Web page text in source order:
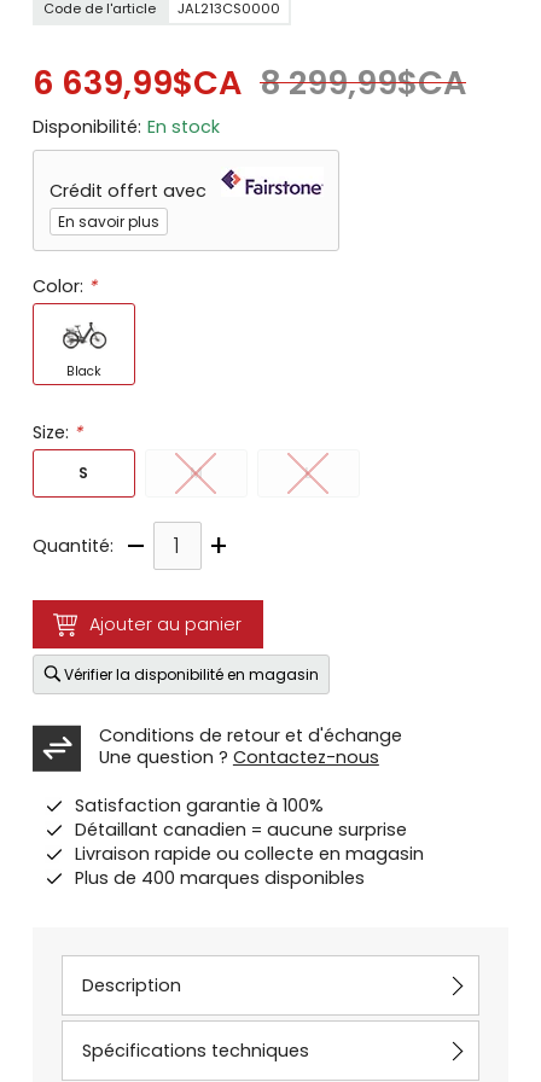
Code de l'article JAL213CS0000
6 639,99$CA 8 299,99$CA
Disponibilité: En stock
Crédit offert avec
En savoir plus
Color: *
Black
Size: *
S M L
Quantité: – +
Ajouter au panier
Vérifier la disponibilité en magasin
Conditions de retour et d'échange
Une question ? Contactez-nous
Satisfaction garantie à 100%
Détaillant canadien = aucune surprise
Livraison rapide ou collecte en magasin
Plus de 400 marques disponibles
Description
Spécifications techniques